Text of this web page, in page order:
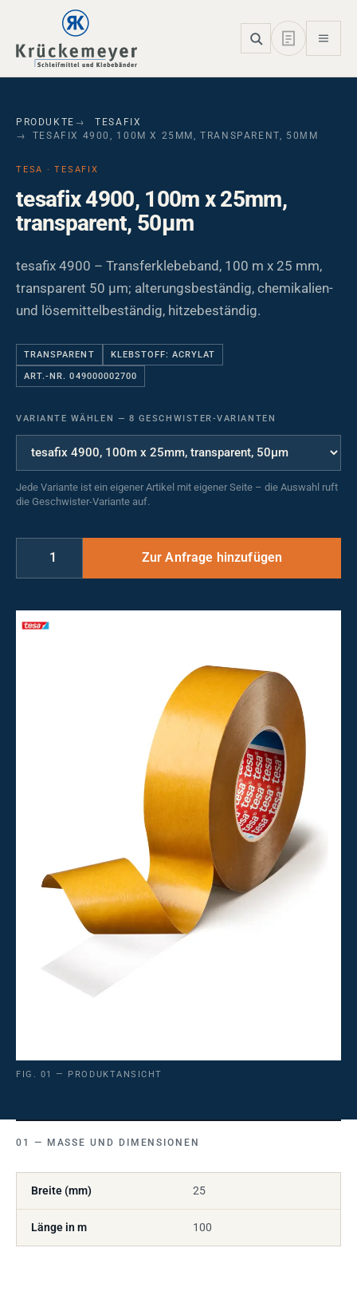
Skip to main navigation
Skip to main content
Skip to page footer
PRODUKTE
TESAFIX
TESAFIX 4900, 100M X 25MM, TRANSPARENT, 50ΜM
TESA · TESAFIX
tesafix 4900, 100m x 25mm,
transparent, 50µm
tesafix 4900 – Transferklebeband, 100 m x 25 mm,
transparent 50 µm; alterungsbeständig, chemikalien-
und lösemittelbeständig, hitzebeständig.
TRANSPARENT KLEBSTOFF: ACRYLAT
ART.-NR. 049000002700
VARIANTE WÄHLEN — 8 GESCHWISTER-VARIANTEN
Jede Variante ist ein eigener Artikel mit eigener Seite – die Auswahl ruft
die Geschwister-Variante auf.
FIG. 01 — PRODUKTANSICHT
MASSE UND DIMENSIONEN
Breite (mm) 25
Länge in m 100